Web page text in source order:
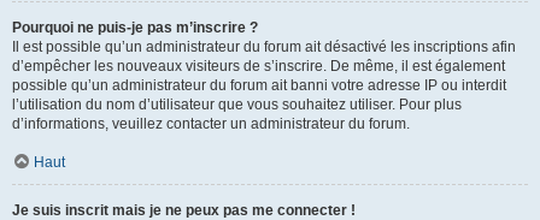
Pourquoi ne puis-je pas m’inscrire ?
Il est possible qu’un administrateur du forum ait désactivé les inscriptions afin
d’empêcher les nouveaux visiteurs de s’inscrire. De même, il est également
possible qu’un administrateur du forum ait banni votre adresse IP ou interdit
l’utilisation du nom d’utilisateur que vous souhaitez utiliser. Pour plus
d’informations, veuillez contacter un administrateur du forum.
Haut
Je suis inscrit mais je ne peux pas me connecter !